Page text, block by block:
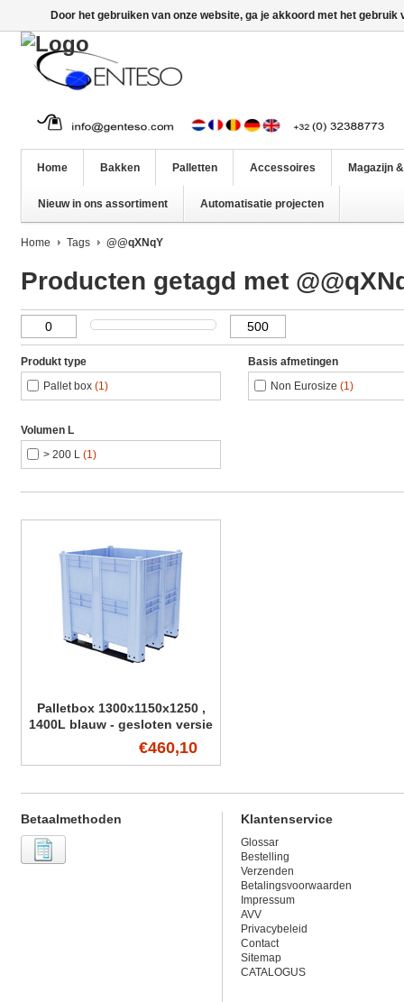
Home Bakken Palletten Accessoires Magazijn
Nieuw in ons assortiment Automatisatie projecten
Home Tags @@qXNqY
Producten getagd met
Produkt type
Pallet box (1)
Basis afmetingen
Non Eurosize (1)
Volumen L
> 200 L (1)
Palletbox 1300x1150x1250 ,
1400L blauw - gesloten versie
€460,10
Betaalmethoden Klantenservice
Glossar
Bestelling
Verzenden
Betalingsvoorwaarden
Impressum
AVV
Privacybeleid
Contact
Sitemap
CATALOGUS
Door het gebruiken van onze website, ga je akkoord met het